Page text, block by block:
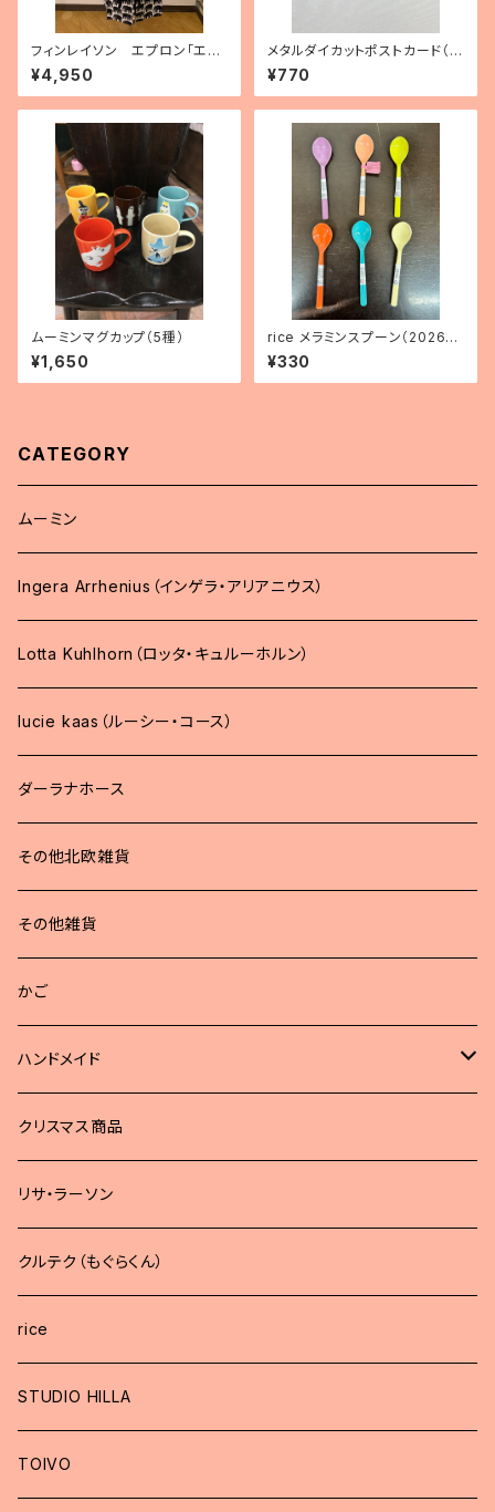
フィンレイソン エプロン「エレ
ファンティ」
¥4,950
メタルダイカットポストカード（3
種）
¥770
ムーミンマグカップ（5種）
¥1,650
rice メラミンスプーン（2026年
新色）
¥330
CATEGORY
ムーミン
Ingera Arrhenius（インゲラ・アリアニウス）
Lotta Kuhlhorn（ロッタ・キュルーホルン）
lucie kaas（ルーシー・コース）
ダーラナホース
その他北欧雑貨
その他雑貨
かご
ハンドメイド
どうぶつブローチ
クリスマス商品
リサ・ラーソン
クルテク（もぐらくん）
rice
STUDIO HILLA
TOIVO